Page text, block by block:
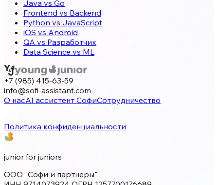
Java vs Go
Frontend vs Backend
Python vs JavaScript
iOS vs Android
QA vs Разработчик
Data Science vs ML
+7 (985) 415-63-59
info@sofi-assistant.com
О насAI ассистент СофиСотрудничество
Политика конфиденциальности
junior for juniors
ООО "Софи и партнеры"